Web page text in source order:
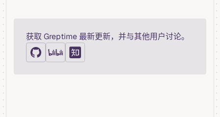
获取 Greptime 最新更新，并与其他用户讨论。